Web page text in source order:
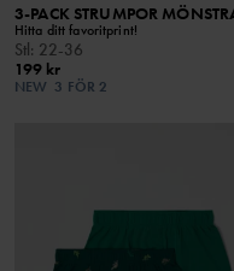
3-PACK STRUMPOR
Hitta ditt favoritprint!
Stl: 22-36
199 kr
NEW 3 FÖR 2